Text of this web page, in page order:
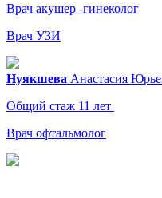
Врач акушер -гинеколог
Врач УЗИ
Нуякшева Анастасия
Общий стаж 11 лет
Врач офтальмолог